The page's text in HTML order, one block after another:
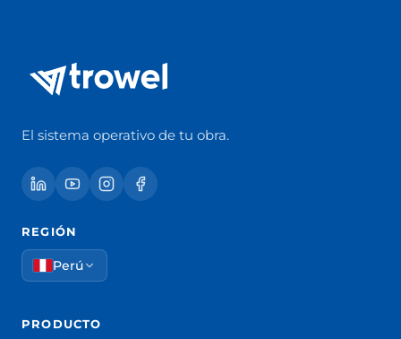
El sistema operativo de tu obra.
REGIÓN
Perú
PRODUCTO